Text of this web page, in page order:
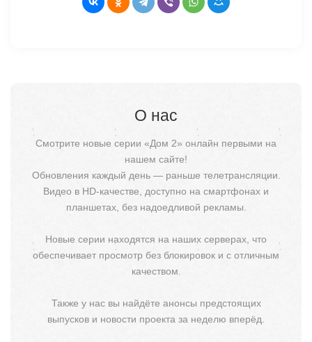
О нас
Смотрите новые серии «Дом 2» онлайн первыми на
нашем сайте!
Обновления каждый день — раньше телетрансляции.
Видео в HD-качестве, доступно на смартфонах и
планшетах, без надоедливой рекламы.
Новые серии находятся на наших серверах, что
обеспечивает просмотр без блокировок и с отличным
качеством.
Также у нас вы найдёте анонсы предстоящих
выпусков и новости проекта за неделю вперёд.